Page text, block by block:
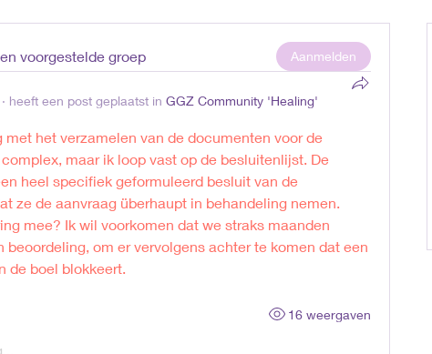
voorgestelde groep Aanmelden
· heeft een post geplaatst in GGZ Community 'Healing'
met het verzamelen van de documenten voor de
maar ik loop vast op de besluitenlijst. De
heel specifiek geformuleerd besluit van de
ze de aanvraag überhaupt in behandeling nemen.
mee? Ik wil voorkomen dat we straks maanden
beoordeling, om er vervolgens achter te komen dat een
de boel blokkeert.
16 weergaven